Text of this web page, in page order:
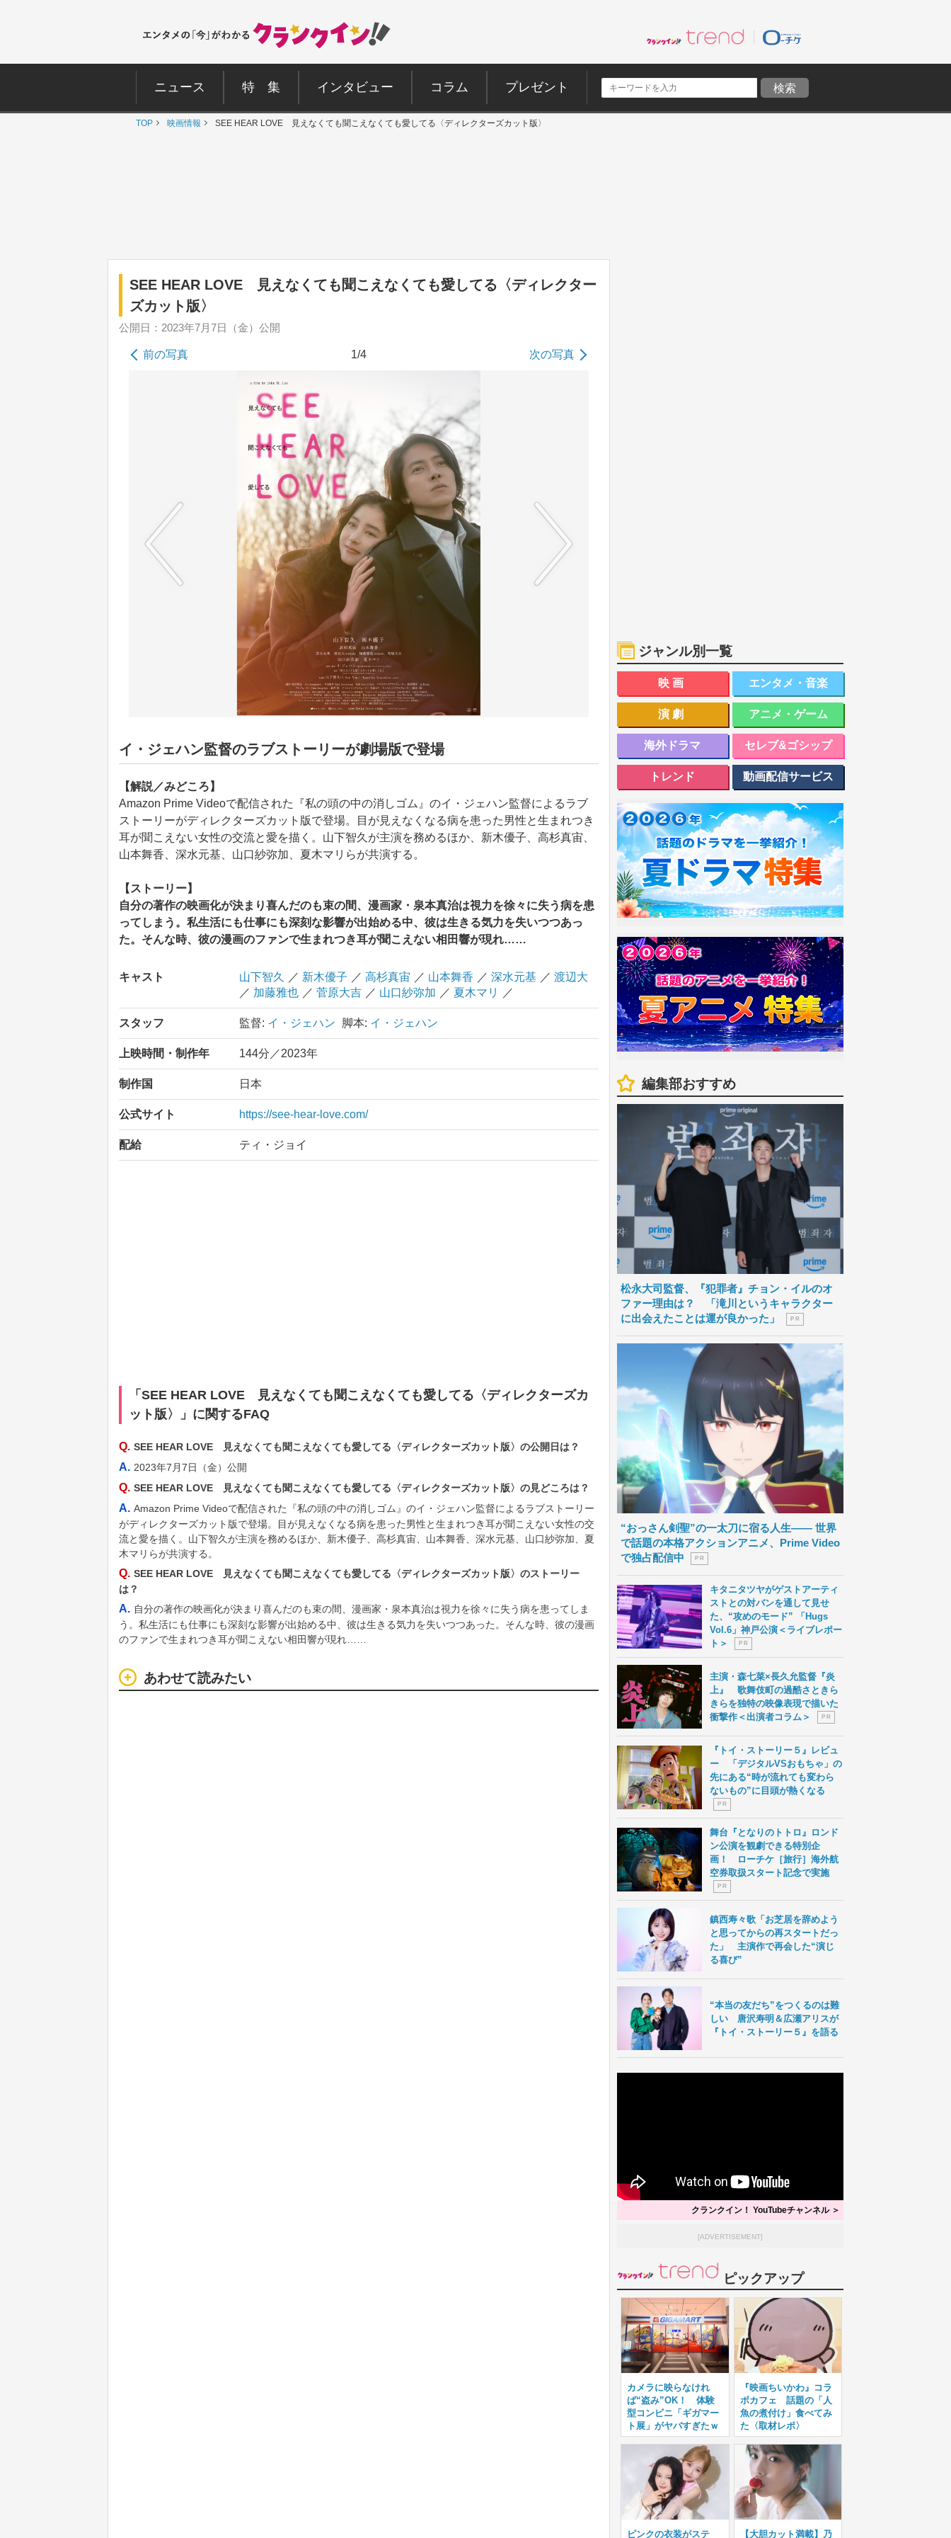
ニュース 特 集 インタビュー コラム プレゼント
TOP 映画情報 SEE HEAR LOVE 見えなくても聞こえなくても愛してる〈ディレクターズカット版〉
SEE HEAR LOVE 見えなくても聞こえなくても愛してる〈ディレクター
ズカット版〉
公開日：2023年7月7日（金）公開
前の写真 1/4 次の写真
No image
イ・ジェハン監督のラブストーリーが劇場版で登場
【解説／みどころ】
Amazon Prime Videoで配信された『私の頭の中の消しゴム』のイ・ジェハン監督によるラブ
ストーリーがディレクターズカット版で登場。目が見えなくなる病を患った男性と生まれつき
耳が聞こえない女性の交流と愛を描く。山下智久が主演を務めるほか、新木優子、高杉真宙、
山本舞香、深水元基、山口紗弥加、夏木マリらが共演する。
【ストーリー】
自分の著作の映画化が決まり喜んだのも束の間、漫画家・泉本真治は視力を徐々に失う病を患
ってしまう。私生活にも仕事にも深刻な影響が出始める中、彼は生きる気力を失いつつあっ
た。そんな時、彼の漫画のファンで生まれつき耳が聞こえない相田響が現れ……
キャスト 山下智久 ／ 新木優子 ／ 高杉真宙 ／ 山本舞香 ／ 深水元基 ／ 渡辺大
／ 加藤雅也 ／ 菅原大吉 ／ 山口紗弥加 ／ 夏木マリ ／
スタッフ 監督: イ・ジェハン 脚本: イ・ジェハン
上映時間・制作年 144分／2023年
制作国 日本
公式サイト https://see-hear-love.com/
配給 ティ・ジョイ
「SEE HEAR LOVE 見えなくても聞こえなくても愛してる〈ディレクターズカ
ット版〉」に関するFAQ
Q. SEE HEAR LOVE 見えなくても聞こえなくても愛してる〈ディレクターズカット版〉の公開日は？
A. 2023年7月7日（金）公開
Q. SEE HEAR LOVE 見えなくても聞こえなくても愛してる〈ディレクターズカット版〉の見どころは？
A. Amazon Prime Videoで配信された『私の頭の中の消しゴム』のイ・ジェハン監督によるラブストーリー
がディレクターズカット版で登場。目が見えなくなる病を患った男性と生まれつき耳が聞こえない女性の交
流と愛を描く。山下智久が主演を務めるほか、新木優子、高杉真宙、山本舞香、深水元基、山口紗弥加、夏
木マリらが共演する。
Q. SEE HEAR LOVE 見えなくても聞こえなくても愛してる〈ディレクターズカット版〉のストーリー
は？
A. 自分の著作の映画化が決まり喜んだのも束の間、漫画家・泉本真治は視力を徐々に失う病を患ってしま
う。私生活にも仕事にも深刻な影響が出始める中、彼は生きる気力を失いつつあった。そんな時、彼の漫画
のファンで生まれつき耳が聞こえない相田響が現れ……
あわせて読みたい
ジャンル別一覧
映画 エンタメ・音楽
演劇 アニメ・ゲーム
海外ドラマ セレブ&ゴシップ
トレンド 動画配信サービス
編集部おすすめ
松永大司監督、『犯罪者』チョン・イルのオ
ファー理由は？ 「滝川というキャラクター
に出会えたことは運が良かった」
P R
“おっさん剣聖”の一太刀に宿る人生―― 世界
で話題の本格アクションアニメ、Prime Video
で独占配信中
P R
キタニタツヤがゲストアーティ
ストとの対バンを通して見せ
た、“攻めのモード” 「Hugs
Vol.6」神戸公演＜ライブレポー
ト＞
P R
主演・森七菜×長久允監督『炎
上』 歌舞伎町の過酷さときら
きらを独特の映像表現で描いた
衝撃作＜出演者コラム＞
P R
『トイ・ストーリー５』レビュ
ー 「デジタルVSおもちゃ」の
先にある“時が流れても変わら
ないもの”に目頭が熱くなる
P R
舞台『となりのトトロ』ロンド
ン公演を観劇できる特別企
画！ ローチケ［旅行］海外航
空券取扱スタート記念で実施
P R
鎮西寿々歌「お芝居を辞めよう
と思ってからの再スタートだっ
た」 主演作で再会した“演じ
る喜び”
“本当の友だち”をつくるのは難
しい 唐沢寿明＆広瀬アリスが
『トイ・ストーリー５』を語る
クランクイン！ YouTubeチャンネル ＞
[ADVERTISEMENT]
ピックアップ
カメラに映らなけれ
ば“盗み”OK！ 体験
型コンビニ「ギガマー
ト展」がヤバすぎたｗ
『映画ちいかわ』コラ
ボカフェ 話題の「人
魚の煮付け」食べてみ
た〈取材レポ〉
ピンクの衣装がステ 【大胆カット満載】乃